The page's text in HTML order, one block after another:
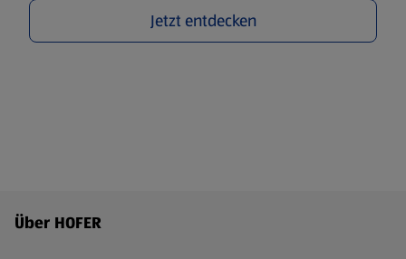
Jetzt entdecken
Fußzeilenmenü - weitere Links
Über HOFER